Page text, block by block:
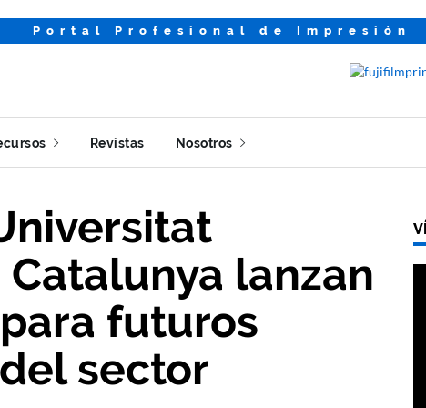
Portal Profesional de Impresión
Revistas Nosotros
lanzan
futuros
sector